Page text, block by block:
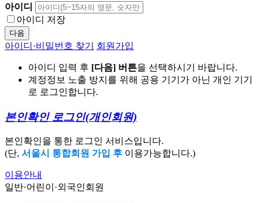
아이디
아이디 저장
다음
아이디·비밀번호 찾기 회원가입
아이디 입력 후 [다음] 버튼을 선택하시기 바랍니다.
계정정보 노출 방지를 위해 공용 기기가 아닌 개인 기기
로 로그인합니다.
본인확인 로그인(개인회원)
본인확인을 통한 로그인 서비스입니다.
(단, 서울시 통합회원 가입 후 이용가능합니다.)
이용안내
일반·어린이·외국인회원